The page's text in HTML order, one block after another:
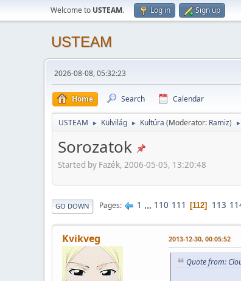
Welcome to USTEAM. Log in Sign up
USTEAM
2026-08-08, 05:32:23
Home Search Calendar
USTEAM ► Külvilág ► Kultúra (Moderator: Ramiz) ►
Sorozatok
Started by Fazék, 2006-05-05, 13:20:48
GO DOWN Pages 1 ... 110 111 112 113
Kvikveg 2013-12-30, 00:05:52
Quote from: